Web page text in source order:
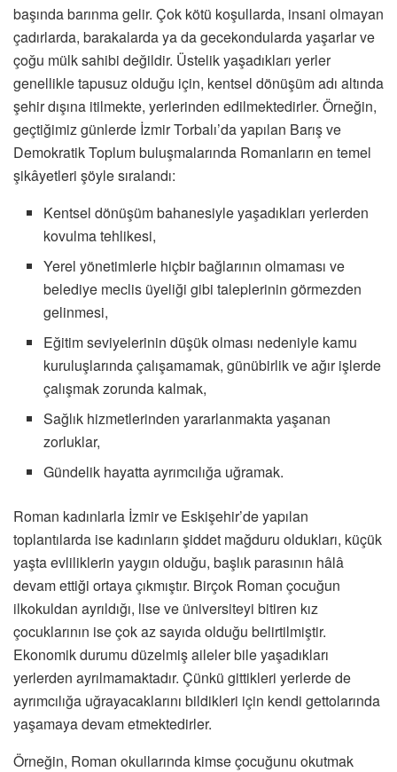
başında barınma gelir. Çok kötü koşullarda, insani olmayan
çadırlarda, barakalarda ya da gecekondularda yaşarlar ve
çoğu mülk sahibi değildir. Üstelik yaşadıkları yerler
genellikle tapusuz olduğu için, kentsel dönüşüm adı altında
şehir dışına itilmekte, yerlerinden edilmektedirler. Örneğin,
geçtiğimiz günlerde İzmir Torbalı’da yapılan Barış ve
Demokratik Toplum buluşmalarında Romanların en temel
şikâyetleri şöyle sıralandı:
Kentsel dönüşüm bahanesiyle yaşadıkları yerlerden
kovulma tehlikesi,
Yerel yönetimlerle hiçbir bağlarının olmaması ve
belediye meclis üyeliği gibi taleplerinin görmezden
gelinmesi,
Eğitim seviyelerinin düşük olması nedeniyle kamu
kuruluşlarında çalışamamak, günübirlik ve ağır işlerde
çalışmak zorunda kalmak,
Sağlık hizmetlerinden yararlanmakta yaşanan
zorluklar,
Gündelik hayatta ayrımcılığa uğramak.
Roman kadınlarla İzmir ve Eskişehir’de yapılan
toplantılarda ise kadınların şiddet mağduru oldukları, küçük
yaşta evliliklerin yaygın olduğu, başlık parasının hâlâ
devam ettiği ortaya çıkmıştır. Birçok Roman çocuğun
ilkokuldan ayrıldığı, lise ve üniversiteyi bitiren kız
çocuklarının ise çok az sayıda olduğu belirtilmiştir.
Ekonomik durumu düzelmiş aileler bile yaşadıkları
yerlerden ayrılmamaktadır. Çünkü gittikleri yerlerde de
ayrımcılığa uğrayacaklarını bildikleri için kendi gettolarında
yaşamaya devam etmektedirler.
Örneğin, Roman okullarında kimse çocuğunu okutmak